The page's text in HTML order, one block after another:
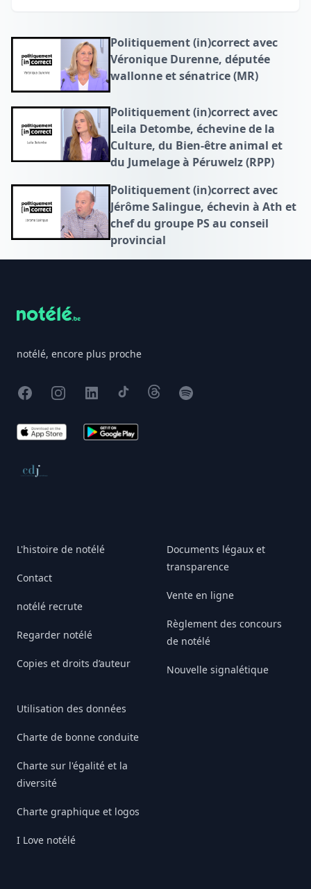
Politiquement (in)correct avec
Véronique Durenne, députée
wallonne et sénatrice (MR)
Politiquement (in)correct avec
Leila Detombe, échevine de la
Culture, du Bien-être animal et
du Jumelage à Péruwelz (RPP)
Politiquement (in)correct avec
Jérôme Salingue, échevin à Ath et
chef du groupe PS au conseil
provincial
notélé, encore plus proche
FacebookInstagram
X TikTokThreadsSpotify
App Store Google Play
Conseil de déontologie journalistique
L'histoire de notélé
Contact
notélé recrute
Regarder notélé
Copies et droits d’auteur
Utilisation des données
Charte de bonne conduite
Charte sur l'égalité et la
diversité
Charte graphique et logos
I Love notélé
Documents légaux et
transparence
Vente en ligne
Règlement des concours
de notélé
Nouvelle signalétique